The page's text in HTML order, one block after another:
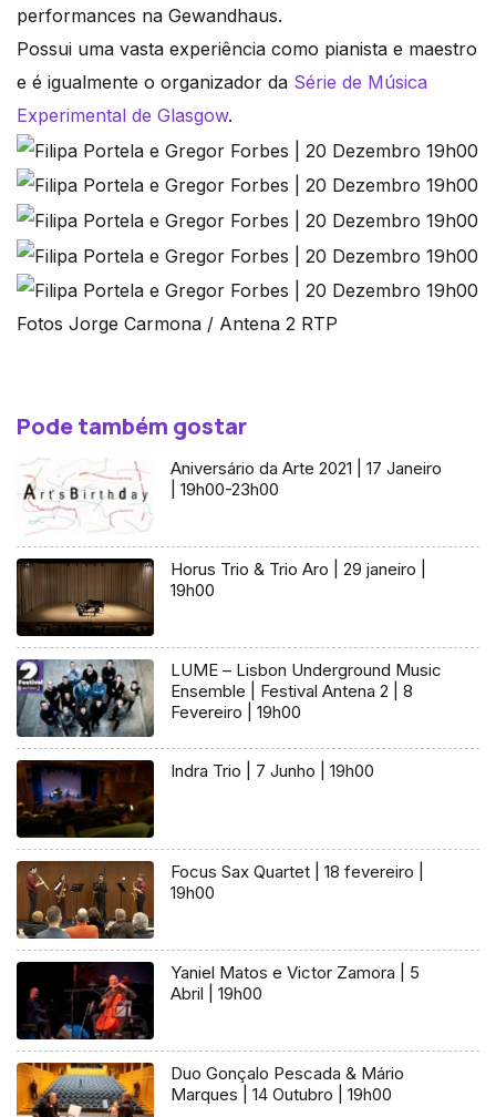
performances na Gewandhaus.
Possui uma vasta experiência como pianista e maestro
e é igualmente o organizador da Série de Música
Experimental de Glasgow.
Fotos Jorge Carmona / Antena 2 RTP
Pode também gostar
Aniversário da Arte 2021 | 17 Janeiro
| 19h00-23h00
Horus Trio & Trio Aro | 29 janeiro |
19h00
LUME – Lisbon Underground Music
Ensemble | Festival Antena 2 | 8
Fevereiro | 19h00
Indra Trio | 7 Junho | 19h00
Focus Sax Quartet | 18 fevereiro |
19h00
Yaniel Matos e Victor Zamora | 5
Abril | 19h00
Duo Gonçalo Pescada & Mário
Marques | 14 Outubro | 19h00